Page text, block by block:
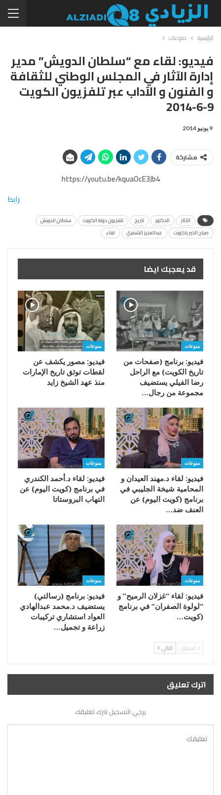
الرئيسية منوعات
فيديو: لقاء مع “سلطان الدويش” مدير
إدارة الآثار في المجلس الوطني للثقافة
و الفنون و الآداب عبر تلفزيون الكويت
9-6-2014
9 يونيو 2014
مشاركة
https://youtu.be/kquaOcE3Jb4
رابط
الآثار الدكتور تاريخ تلفزيون دولة الكويت
سلطان الدويش
صباح الخير ياكويت
عبدالعزيز الشمري لقاء
قد يعجبك ايضا
منوعات
فيديو: برنامج (صفحات من
تاريخ الكويت) مع الراحل
رضا الفيلي يستضيف
مجموعة من رجال…
منوعات
فيديو: مصور يكشف عن
لقطات توثق تاريخ الإمارات
منذ عهد الشيخ زايد
منوعات
فيديو: لقاء د.مهند العيدان و
المحامية شيخة الجليبي في
برنامج (كويت اليوم) عن
العنف ضد…
منوعات
فيديو: لقاء د.أحمد الكندري
في برنامج (كويت اليوم) عن
التهاب البروستاتا
منوعات
فيديو: لقاء “غزلان الرميح” و
“لولوة الصفران” في برنامج
(كويت…
منوعات
فيديو: برنامج (رسالتي)
يستضيف د.محمد عبدالهادي
العواد استشاري تركيبات
زراعة و تجميل…
السابق التالي
اترك تعليق
يرجي التسجيل لترك تعليقك